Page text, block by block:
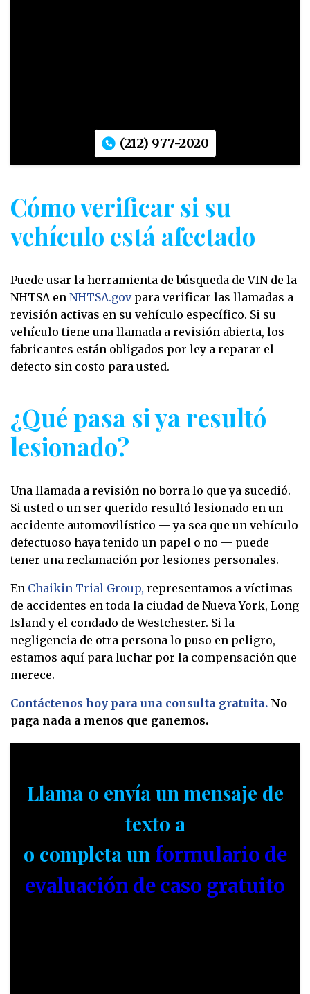
(212) 977-2020
Cómo verificar si su
vehículo está afectado
Puede usar la herramienta de búsqueda de VIN de la
NHTSA en NHTSA.govpara verificar las llamadas a
revisión activas en su vehículo específico. Si su
vehículo tiene una llamada a revisión abierta, los
fabricantes están obligados por ley a reparar el
defecto sin costo para usted.
¿Qué pasa si ya resultó
lesionado?
Una llamada a revisión no borra lo que ya sucedió.
Si usted o un ser querido resultó lesionado en un
accidente automovilístico — ya sea que un vehículo
defectuoso haya tenido un papel o no — puede
tener una reclamación por lesiones personales.
En Chaikin Trial Group, representamos a víctimas
de accidentes en toda la ciudad de Nueva York, Long
Island y el condado de Westchester. Si la
negligencia de otra persona lo puso en peligro,
estamos aquí para luchar por la compensación que
merece.
Contáctenos hoy para una consulta gratuita. No
paga nada a menos que ganemos.
Llama o envía un mensaje de
texto a
o completa un formulario de
evaluación de caso gratuito